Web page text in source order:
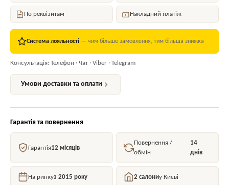
По реквізитам Накладний платіж
Система лояльності — чим більше замовлення, тим більша знижка
Консультація: Телефон · Чат · Viber · Telegram
Умови доставки та оплати
Гарантія та повернення
Гарантія12 місяців
Повернення /
обмін
14
днів
На ринкуз 2015 року 2 салониу Києві